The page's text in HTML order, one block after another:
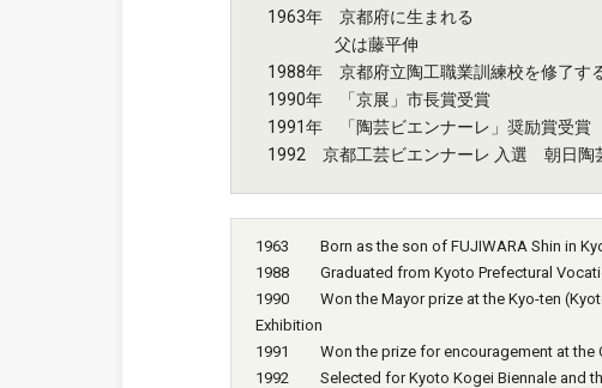
1963年 京都府に生まれる
父は藤平伸
1988年 京都府立陶工職業訓練校を修了す
1990年 「京展」市長賞受賞
1991年 「陶芸ビエンナーレ」奨励賞受賞
1992 京都工芸ビエンナーレ 入選 朝日陶
1963 Born as the son of FUJIWARA Shin in
1988 Graduated from Kyoto Prefectural
1990 Won the Mayor prize at the Kyo-ten
Exhibition
1991 Won the prize for encouragement at the
1992 Selected for Kyoto Kogei Biennale and